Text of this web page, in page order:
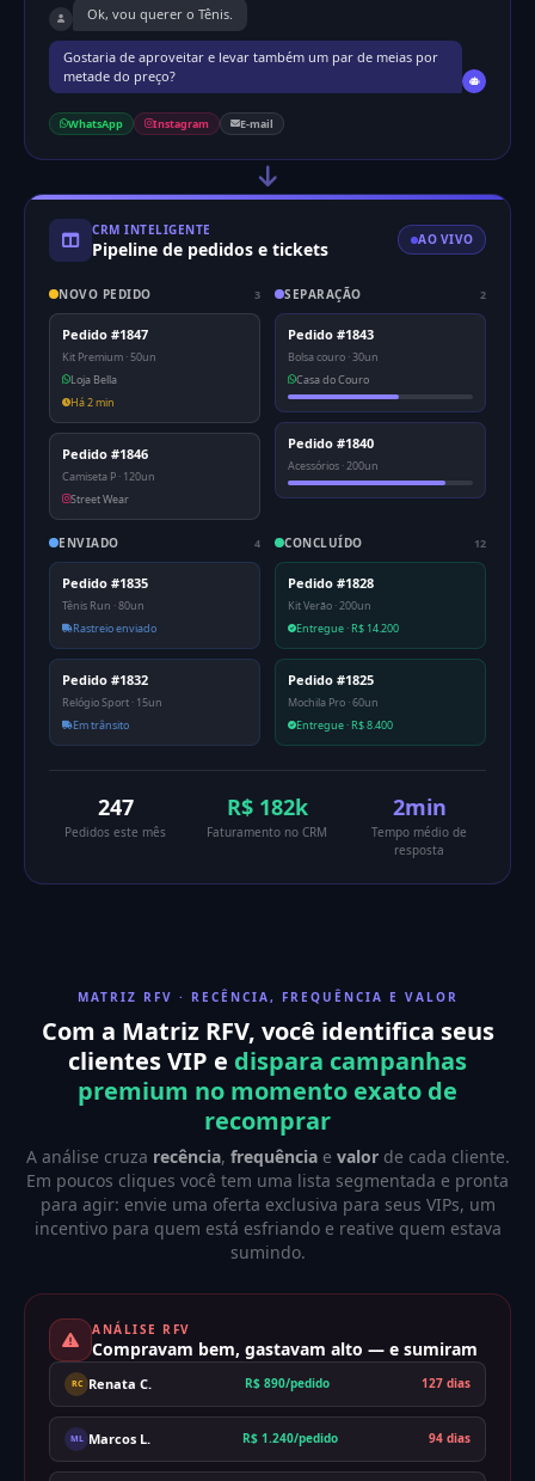
Ok, vou querer o Tênis.
Gostaria de aproveitar e levar também um par de meias por
metade do preço?
WhatsApp Instagram E-mail
CRM INTELIGENTE
Pipeline de pedidos e tickets AO VIVO
NOVO PEDIDO 3
Pedido #1847
Kit Premium · 50un
Loja Bella
Há 2 min
Pedido #1846
Camiseta P · 120un
Street Wear
SEPARAÇÃO 2
Pedido #1843
Bolsa couro · 30un
Casa do Couro
Pedido #1840
Acessórios · 200un
ENVIADO 4
Pedido #1835
Tênis Run · 80un
Rastreio enviado
Pedido #1832
Relógio Sport · 15un
Em trânsito
CONCLUÍDO 12
Pedido #1828
Kit Verão · 200un
Entregue · R$ 14.200
Pedido #1825
Mochila Pro · 60un
Entregue · R$ 8.400
247
Pedidos este mês
R$ 182k
Faturamento no CRM
2min
Tempo médio de
resposta
MATRIZ RFV · RECÊNCIA, FREQUÊNCIA E VALOR
Com a Matriz RFV, você identifica seus
clientes VIP e dispara campanhas
premium no momento exato de
recomprar
A análise cruza recência, frequênciae valorde cada cliente.
Em poucos cliques você tem uma lista segmentada e pronta
para agir: envie uma oferta exclusiva para seus VIPs, um
incentivo para quem está esfriando e reative quem estava
sumindo.
ANÁLISE RFV
Compravam bem, gastavam alto — e sumiram
RC Renata C. R$ 890/pedido 127 dias
ML Marcos L. R$ 1.240/pedido 94 dias